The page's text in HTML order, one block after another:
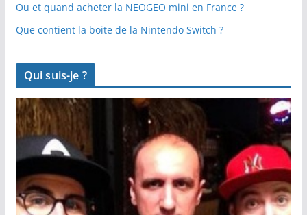
Ou et quand acheter la NEOGEO mini en France ?
Que contient la boite de la Nintendo Switch ?
Qui suis-je ?